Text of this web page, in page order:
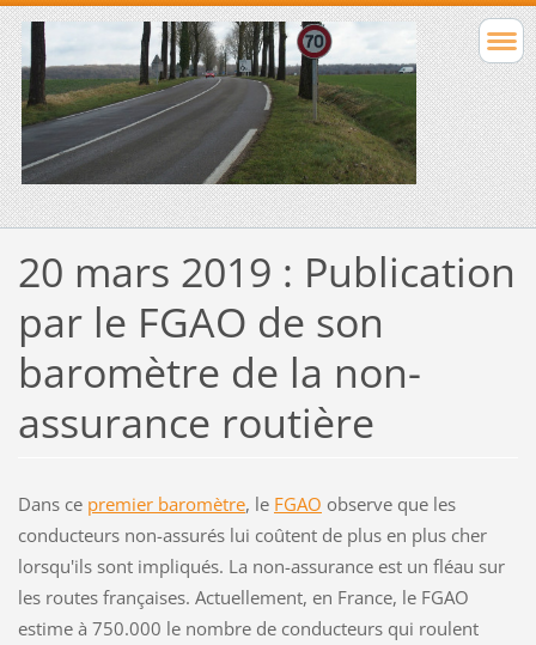
20 mars 2019 : Publication
par le FGAO de son
baromètre de la non-
assurance routière
Dans ce premier baromètre, le FGAO observe que les
conducteurs non-assurés lui coûtent de plus en plus cher
lorsqu'ils sont impliqués. La non-assurance est un fléau sur
les routes françaises. Actuellement, en France, le FGAO
estime à 750.000 le nombre de conducteurs qui roulent